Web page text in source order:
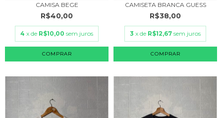
CAMISA BEGE
R$40,00
4 x de R$10,00 sem juros
COMPRAR
CAMISETA BRANCA GUESS
R$38,00
3 x de R$12,67 sem juros
COMPRAR